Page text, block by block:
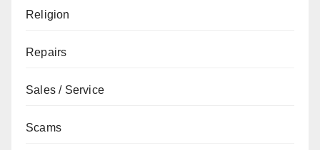
Religion
Repairs
Sales / Service
Scams